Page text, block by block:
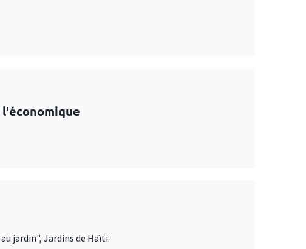
jardin", Jardins de Haïti.